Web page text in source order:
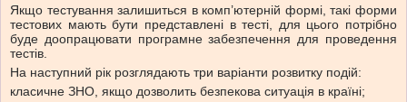
Якщо тестування залишиться в комп’ютерній формі, такі форми
тестових мають бути представлені в тесті, для цього потрібно
буде доопрацювати програмне забезпечення для проведення
тестів.
На наступний рік розглядають три варіанти розвитку подій:
класичне ЗНО, якщо дозволить безпекова ситуація в країні;